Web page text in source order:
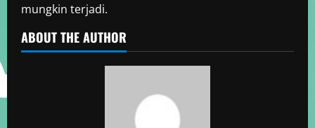
mungkin terjadi.
ABOUT THE AUTHOR